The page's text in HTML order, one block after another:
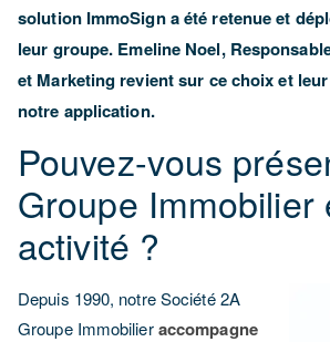
solution ImmoSign a été retenue et
leur groupe. Emeline Noel,
et Marketing revient sur ce choix et
notre application.
Pouvez-vous
Groupe Immobilier
activité ?
Depuis 1990, notre Société 2A
Groupe Immobilieraccompagne